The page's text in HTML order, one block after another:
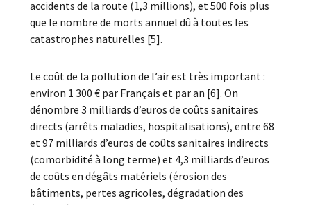
accidents de la route (1,3 millions), et 500 fois plus
que le nombre de morts annuel dû à toutes les
catastrophes naturelles [5].
Le coût de la pollution de l’air est très important :
environ 1 300 € par Français et par an [6]. On
dénombre 3 milliards d’euros de coûts sanitaires
directs (arrêts maladies, hospitalisations), entre 68
et 97 milliards d’euros de coûts sanitaires indirects
(comorbidité à long terme) et 4,3 milliards d’euros
de coûts en dégâts matériels (érosion des
bâtiments, pertes agricoles, dégradation des